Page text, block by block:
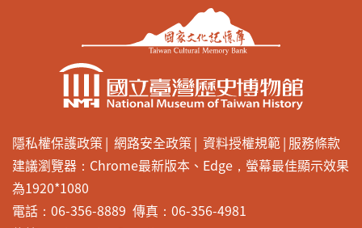
隱私權保護政策 網路安全政策 資料授權規範 服務條款
建議瀏覽器：Chrome最新版本、Edge，螢幕最佳顯示效果
為1920*1080
電話：06-356-8889 傳真：06-356-4981